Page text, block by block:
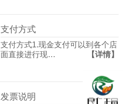
支付方式
支付方式1.现金支付可以到各个店
面直接进行现…
【详情】
发票说明